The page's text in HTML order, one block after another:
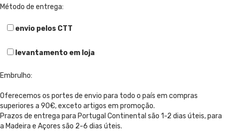
Método de entrega:
envio pelos CTT
levantamento em loja
Embrulho:
Oferecemos os portes de envio para todo o país em compras
superiores a 90€, exceto artigos em promoção.
Prazos de entrega para Portugal Continental são 1-2 dias úteis, para
a Madeira e Açores são 2-6 dias úteis.